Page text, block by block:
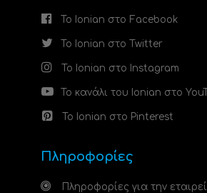
Το Ionian στο Facebook
Το Ionian στο Twitter
Το Ionian στο Instagram
Το κανάλι του Ionian στο
Το Ionian στο Pinterest
Πληροφορίες
Πληροφορίες για την